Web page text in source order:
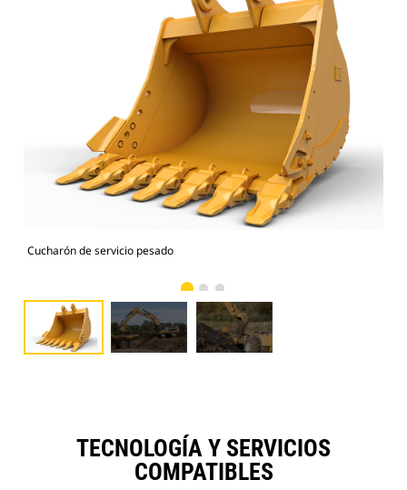
Cucharón de servicio pesado
TECNOLOGÍA Y SERVICIOS
COMPATIBLES